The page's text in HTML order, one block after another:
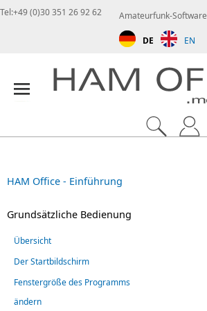
Amateurfunk-Software
DE EN
Tel:+49 (0)30 351 26 92 62
HAM Office - Einführung
Grundsätzliche Bedienung
Übersicht
Der Startbildschirm
Fenstergröße des Programms
ändern